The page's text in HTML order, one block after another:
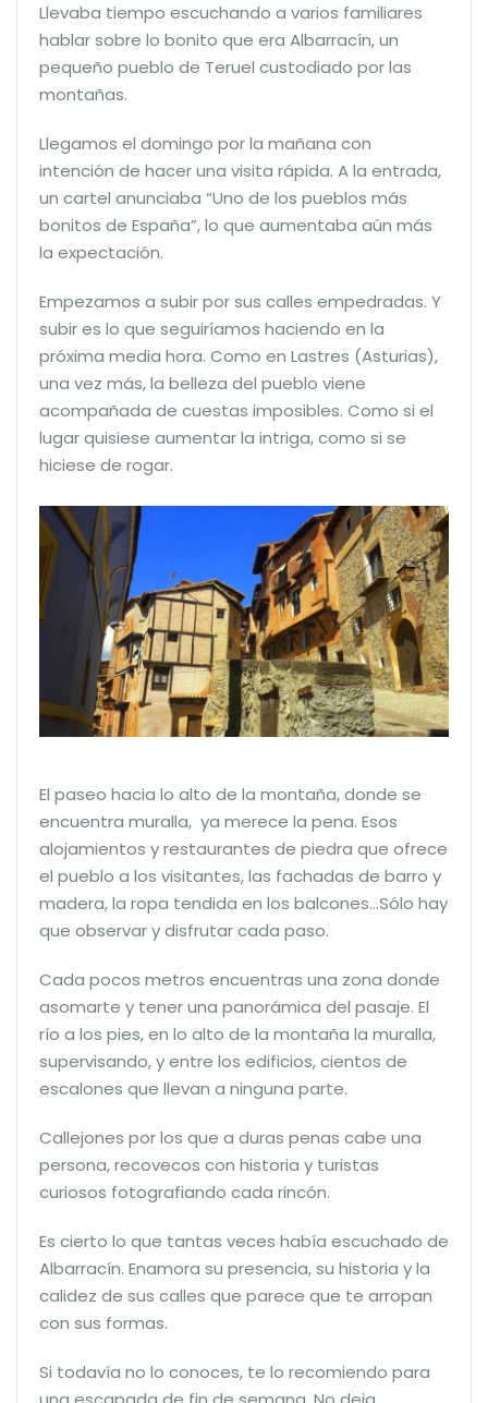
Llevaba tiempo escuchando a varios familiares
hablar sobre lo bonito que era Albarracín, un
pequeño pueblo de Teruel custodiado por las
montañas.
Llegamos el domingo por la mañana con
intención de hacer una visita rápida. A la entrada,
un cartel anunciaba “Uno de los pueblos más
bonitos de España”, lo que aumentaba aún más
la expectación.
Empezamos a subir por sus calles empedradas. Y
subir es lo que seguiríamos haciendo en la
próxima media hora. Como en Lastres (Asturias),
una vez más, la belleza del pueblo viene
acompañada de cuestas imposibles. Como si el
lugar quisiese aumentar la intriga, como si se
hiciese de rogar.
El paseo hacia lo alto de la montaña, donde se
encuentra muralla, ya merece la pena. Esos
alojamientos y restaurantes de piedra que ofrece
el pueblo a los visitantes, las fachadas de barro y
madera, la ropa tendida en los balcones…Sólo hay
que observar y disfrutar cada paso.
Cada pocos metros encuentras una zona donde
asomarte y tener una panorámica del pasaje. El
río a los pies, en lo alto de la montaña la muralla,
supervisando, y entre los edificios, cientos de
escalones que llevan a ninguna parte.
Callejones por los que a duras penas cabe una
persona, recovecos con historia y turistas
curiosos fotografiando cada rincón.
Es cierto lo que tantas veces había escuchado de
Albarracín. Enamora su presencia, su historia y la
calidez de sus calles que parece que te arropan
con sus formas.
Si todavía no lo conoces, te lo recomiendo para